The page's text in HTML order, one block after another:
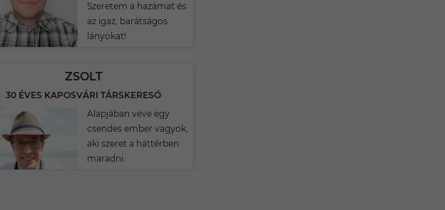
Szeretem a hazámat és
az igaz, barátságos
lányokat!
ZSOLT
30 ÉVES KAPOSVÁRI TÁRSKERESŐ
Alapjában véve egy
csendes ember vagyok,
aki szeret a háttérben
maradni.